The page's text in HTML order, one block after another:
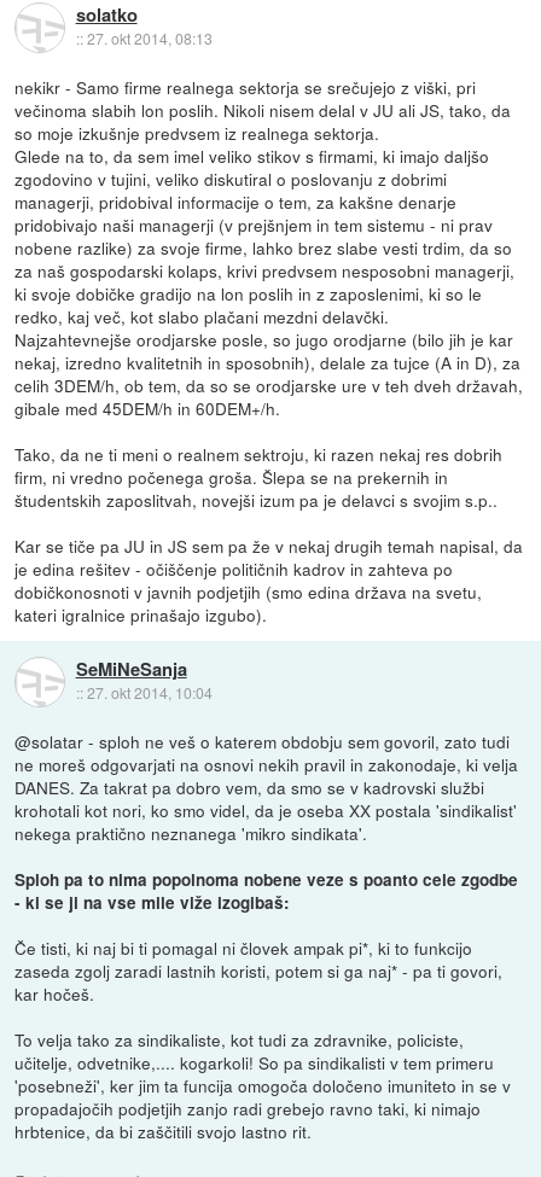
solatko
::27. okt 2014, 08:13
nekikr - Samo firme realnega sektorja se srečujejo z viški, pri
večinoma slabih lon poslih. Nikoli nisem delal v JU ali JS, tako, da
so moje izkušnje predvsem iz realnega sektorja.
Glede na to, da sem imel veliko stikov s firmami, ki imajo daljšo
zgodovino v tujini, veliko diskutiral o poslovanju z dobrimi
managerji, pridobival informacije o tem, za kakšne denarje
pridobivajo naši managerji (v prejšnjem in tem sistemu - ni prav
nobene razlike) za svoje firme, lahko brez slabe vesti trdim, da so
za naš gospodarski kolaps, krivi predvsem nesposobni managerji,
ki svoje dobičke gradijo na lon poslih in z zaposlenimi, ki so le
redko, kaj več, kot slabo plačani mezdni delavčki.
Najzahtevnejše orodjarske posle, so jugo orodjarne (bilo jih je kar
nekaj, izredno kvalitetnih in sposobnih), delale za tujce (A in D), za
celih 3DEM/h, ob tem, da so se orodjarske ure v teh dveh državah,
gibale med 45DEM/h in 60DEM+/h.
Tako, da ne ti meni o realnem sektroju, ki razen nekaj res dobrih
firm, ni vredno počenega groša. Šlepa se na prekernih in
študentskih zaposlitvah, novejši izum pa je delavci s svojim s.p..
Kar se tiče pa JU in JS sem pa že v nekaj drugih temah napisal, da
je edina rešitev - očiščenje političnih kadrov in zahteva po
dobičkonosnoti v javnih podjetjih (smo edina država na svetu,
kateri igralnice prinašajo izgubo).
SeMiNeSanja
::27. okt 2014, 10:04
@solatar - sploh ne veš o katerem obdobju sem govoril, zato tudi
ne moreš odgovarjati na osnovi nekih pravil in zakonodaje, ki velja
DANES. Za takrat pa dobro vem, da smo se v kadrovski službi
krohotali kot nori, ko smo videl, da je oseba XX postala 'sindikalist'
nekega praktično neznanega 'mikro sindikata'.
Sploh pa to nima popolnoma nobene veze s poanto cele zgodbe
- ki se ji na vse mile viže izogibaš:
Če tisti, ki naj bi ti pomagal ni človek ampak pi*, ki to funkcijo
zaseda zgolj zaradi lastnih koristi, potem si ga naj* - pa ti govori,
kar hočeš.
To velja tako za sindikaliste, kot tudi za zdravnike, policiste,
učitelje, odvetnike,.... kogarkoli! So pa sindikalisti v tem primeru
'posebneži', ker jim ta funcija omogoča določeno imuniteto in se v
propadajočih podjetjih zanjo radi grebejo ravno taki, ki nimajo
hrbtenice, da bi zaščitili svojo lastno rit.